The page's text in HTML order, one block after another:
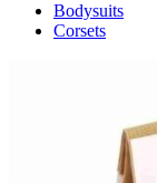
Bodysuits
Corsets